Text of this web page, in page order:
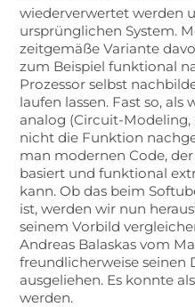
wiederverwertet werden
ursprünglichen System.
zeitgemäße Variante
zum Beispiel funktional
Prozessor selbst
laufen lassen. Fast so, als
analog (Circuit-
nicht die Funktion
man modernen Code,
basiert und funktional
kann. Ob das beim
ist, werden wir nun
seinem Vorbild
Andreas Balaskas vom
freundlicherweise seinen
ausgeliehen. Es konnte
werden.